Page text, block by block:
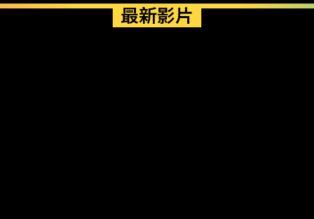
最新影片